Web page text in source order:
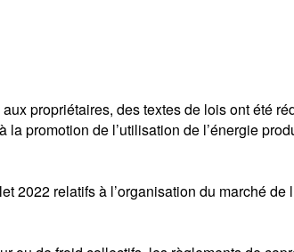
propriétaires, des textes de lois ont été
promotion de l’utilisation de l’énergie
relatifs à l’organisation du marché de